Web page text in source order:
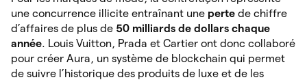
une concurrence illicite entraînant une perte de chiffre
d’affaires de plus de 50 milliards de dollars chaque
année. Louis Vuitton, Prada et Cartier ont donc collaboré
pour créer Aura, un système de blockchain qui permet
de suivre l’historique des produits de luxe et de les